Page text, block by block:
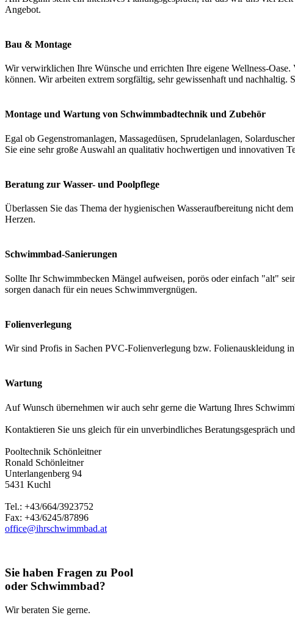
Angebot.
Bau & Montage
Wir verwirklichen Ihre Wünsche und errichten Ihre eigene Wellness-
können. Wir arbeiten extrem sorgfältig, sehr gewissenhaft und
Montage und Wartung von Schwimmbadtechnik und Zubehör
Egal ob Gegenstromanlagen, Massagedüsen, Sprudelanlagen,
Sie eine sehr große Auswahl an qualitativ hochwertigen und innovativen
Beratung zur Wasser- und Poolpflege
Überlassen Sie das Thema der hygienischen Wasseraufbereitung nicht
Herzen.
Schwimmbad-Sanierungen
Sollte Ihr Schwimmbecken Mängel aufweisen, porös oder einfach "alt"
sorgen danach für ein neues Schwimmvergnügen.
Folienverlegung
Wir sind Profis in Sachen PVC-Folienverlegung bzw. Folienauskleidung
Wartung
Auf Wunsch übernehmen wir auch sehr gerne die Wartung Ihres
Kontaktieren Sie uns gleich für ein unverbindliches Beratungsgespräch
Pooltechnik Schönleitner
Ronald Schönleitner
Unterlangenberg 94
5431 Kuchl
Tel.: +43/664/3923752
Fax: +43/6245/87896
office@ihrschwimmbad.at
Sie haben Fragen zu Pool
oder Schwimmbad?
Wir beraten Sie gerne.